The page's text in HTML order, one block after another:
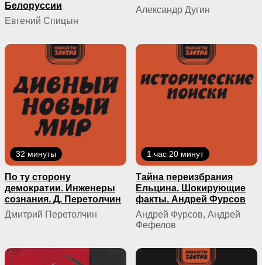
Белоруссии
Евгений Спицын
Александр Дугин
32 минуты
По ту сторону
демократии. Инженеры
сознания. Д. Перетолчин
Дмитрий Перетолчин
1 час 20 минут
Тайна переизбрания
Ельцина. Шокирующие
факты. Андрей Фурсов
Андрей Фурсов, Андрей
Фефелов